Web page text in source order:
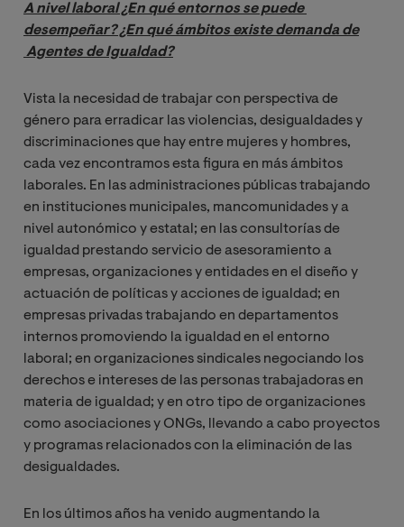
A nivel laboral ¿En qué entornos se puede
desempeñar? ¿En qué ámbitos existe demanda de
Agentes de Igualdad?
Vista la necesidad de trabajar con perspectiva de
género para erradicar las violencias, desigualdades y
discriminaciones que hay entre mujeres y hombres,
cada vez encontramos esta figura en más ámbitos
laborales. En las administraciones públicas trabajando
en instituciones municipales, mancomunidades y a
nivel autonómico y estatal; en las consultorías de
igualdad prestando servicio de asesoramiento a
empresas, organizaciones y entidades en el diseño y
actuación de políticas y acciones de igualdad; en
empresas privadas trabajando en departamentos
internos promoviendo la igualdad en el entorno
laboral; en organizaciones sindicales negociando los
derechos e intereses de las personas trabajadoras en
materia de igualdad; y en otro tipo de organizaciones
como asociaciones y ONGs, llevando a cabo proyectos
y programas relacionados con la eliminación de las
desigualdades.
En los últimos años ha venido augmentando la